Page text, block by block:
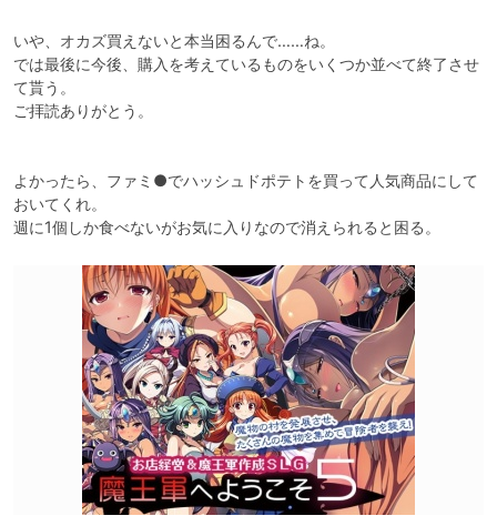
いや、オカズ買えないと本当困るんで……ね。
では最後に今後、購入を考えているものをいくつか並べて終了させ
て貰う。
ご拝読ありがとう。
よかったら、ファミ●でハッシュドポテトを買って人気商品にして
おいてくれ。